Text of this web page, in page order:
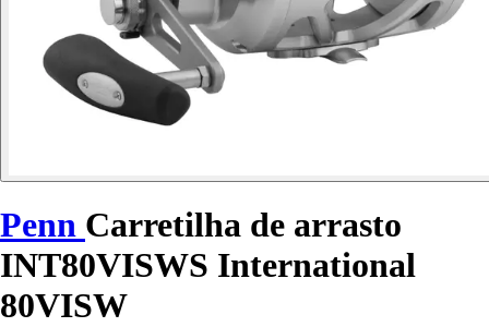
Penn Carretilha de arrasto
INT80VISWS International
80VISW